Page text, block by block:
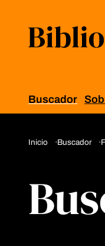
Buscador
Inicio Buscador